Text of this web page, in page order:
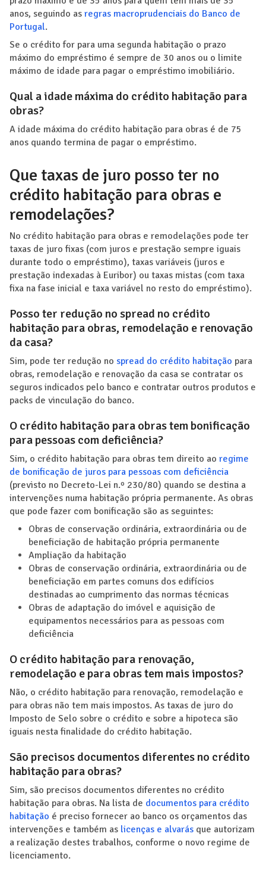
anos, seguindo as regras macroprudenciais do Banco de
Portugal.
Se o crédito for para uma segunda habitação o prazo
máximo do empréstimo é sempre de 30 anos ou o limite
máximo de idade para pagar o empréstimo imobiliário.
Qual a idade máxima do crédito habitação para
obras?
A idade máxima do crédito habitação para obras é de 75
anos quando termina de pagar o empréstimo.
Que taxas de juro posso ter no
crédito habitação para obras e
remodelações?
No crédito habitação para obras e remodelações pode ter
taxas de juro fixas (com juros e prestação sempre iguais
durante todo o empréstimo), taxas variáveis (juros e
prestação indexadas à Euribor) ou taxas mistas (com taxa
fixa na fase inicial e taxa variável no resto do empréstimo).
Posso ter redução no spread no crédito
habitação para obras, remodelação e renovação
da casa?
Sim, pode ter redução no spread do crédito habitação para
obras, remodelação e renovação da casa se contratar os
seguros indicados pelo banco e contratar outros produtos e
packs de vinculação do banco.
O crédito habitação para obras tem bonificação
para pessoas com deficiência?
Sim, o crédito habitação para obras tem direito ao regime
de bonificação de juros para pessoas com deficiência
(previsto no Decreto-Lei n.º 230/80) quando se destina a
intervenções numa habitação própria permanente. As obras
que pode fazer com bonificação são as seguintes:
Obras de conservação ordinária, extraordinária ou de
beneficiação de habitação própria permanente
Ampliação da habitação
Obras de conservação ordinária, extraordinária ou de
beneficiação em partes comuns dos edifícios
destinadas ao cumprimento das normas técnicas
Obras de adaptação do imóvel e aquisição de
equipamentos necessários para as pessoas com
deficiência
O crédito habitação para renovação,
remodelação e para obras tem mais impostos?
Não, o crédito habitação para renovação, remodelação e
para obras não tem mais impostos. As taxas de juro do
Imposto de Selo sobre o crédito e sobre a hipoteca são
iguais nesta finalidade do crédito habitação.
São precisos documentos diferentes no crédito
habitação para obras?
Sim, são precisos documentos diferentes no crédito
habitação para obras. Na lista de documentos para crédito
habitação é preciso fornecer ao banco os orçamentos das
intervenções e também as licenças e alvarás que autorizam
a realização destes trabalhos, conforme o novo regime de
licenciamento.